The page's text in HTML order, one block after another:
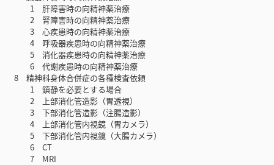
1 肝障害時の向精神薬治療
2 腎障害時の向精神薬治療
3 心疾患時の向精神薬治療
4 呼吸器疾患時の向精神薬治療
5 消化器疾患時の向精神薬治療
6 代謝疾患時の向精神薬治療
8 精神科身体合併症の各種検査依頼
1 鎮静を必要とする場合
2 上部消化管造影（胃透視）
3 下部消化管造影（注腸造影）
4 上部消化管内視鏡（胃カメラ）
5 下部消化管内視鏡（大腸カメラ）
6 CT
7 MRI